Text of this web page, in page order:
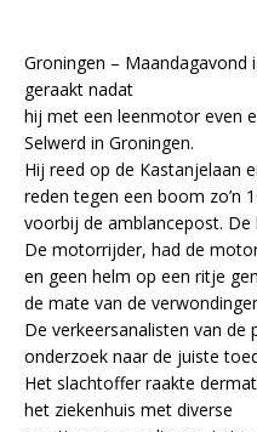
Groningen – Maandagavond
geraakt nadat
hij met een leenmotor even
Selwerd in Groningen.
Hij reed op de Kastanjelaan
reden tegen een boom zo’n
voorbij de amblancepost.
De motorrijder, had de
en geen helm op een ritje
de mate van de
De verkeersanalisten van de
onderzoek naar de juiste
Het slachtoffer raakte
het ziekenhuis met diverse